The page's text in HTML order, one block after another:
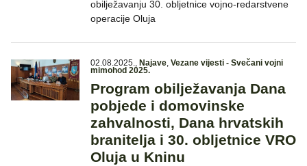
obilježavanju 30. obljetnice vojno-redarstvene
operacije Oluja
02.08.2025., Najave, Vezane vijesti - Svečani vojni
mimohod 2025.
Program obilježavanja Dana
pobjede i domovinske
zahvalnosti, Dana hrvatskih
branitelja i 30. obljetnice VRO
Oluja u Kninu